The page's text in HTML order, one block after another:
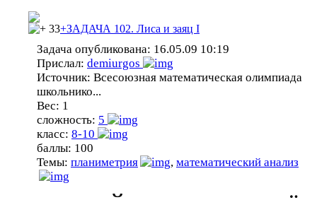
33+ЗАДАЧА 102. Лиса и заяц I
Задача опубликована: 16.05.09 10:19
Прислал: demiurgos
Источник: Всесоюзная математическая олимпиада
школьнико...
Вес: 1
сложность: 5
класс: 8-10
баллы: 100
Темы: планиметрия , математический анализ